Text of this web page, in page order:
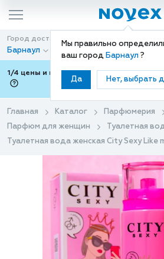
Мы правильно
ваш город Барнаул ?
Да Нет, выбрать
Город доставки
Барнаул
1/4 цены и покупки ваши с Подели
от
Главная Каталог
Парфюмерия
Парфюм для женщин
Туалетная
Туалетная вода женская City Sexy Like